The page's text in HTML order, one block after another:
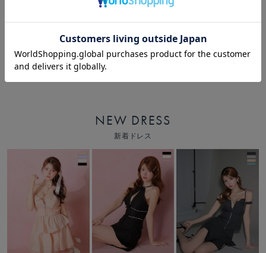
26,400税込 28,600税込 29,700税込
NEW DRESS
新着ドレス